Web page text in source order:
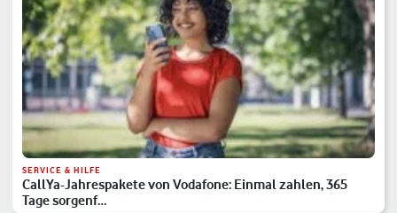
SERVICE & HILFE
CallYa-Jahrespakete von Vodafone: Einmal zahlen, 365
Tage sorgenf…